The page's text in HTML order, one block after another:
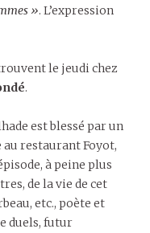
». L’expression
le jeudi chez
.
est blessé par un
restaurant Foyot,
à peine plus
de la vie de cet
etc., poète et
duels, futur